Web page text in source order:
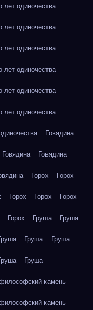
лет одиночества
лет одиночества
лет одиночества
лет одиночества
лет одиночества
лет одиночества
Говядина
Говядина Говядина
Горох Горох
Горох Горох Горох
Горох Груша Груша
Груша Груша
Груша
камень
камень